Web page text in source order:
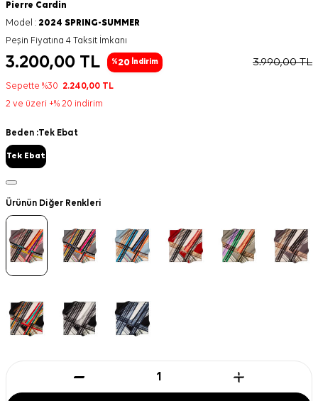
Pierre Cardin
Model : 2024 SPRING-SUMMER
Peşin Fiyatına 4 Taksit İmkanı
3.200,00 TL %20 İndirim 3.990,00TL
Sepette %30 2.240,00 TL
2 ve üzeri +% 20 indirim
Beden :Tek Ebat
Tek Ebat
Ürünün Diğer Renkleri